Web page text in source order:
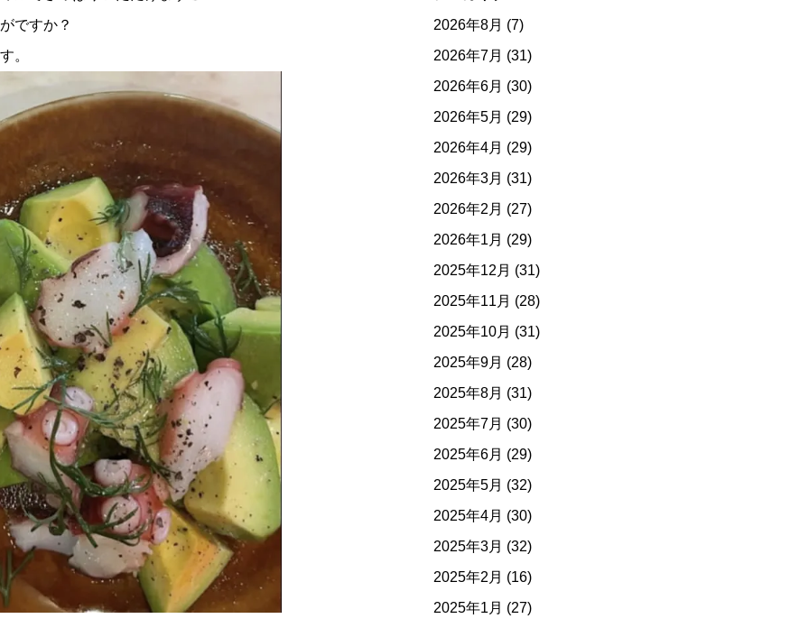
ですか？
。
2026年8月 (7)
2026年7月 (31)
2026年6月 (30)
2026年5月 (29)
2026年4月 (29)
2026年3月 (31)
2026年2月 (27)
2026年1月 (29)
2025年12月 (31)
2025年11月 (28)
2025年10月 (31)
2025年9月 (28)
2025年8月 (31)
2025年7月 (30)
2025年6月 (29)
2025年5月 (32)
2025年4月 (30)
2025年3月 (32)
2025年2月 (16)
2025年1月 (27)